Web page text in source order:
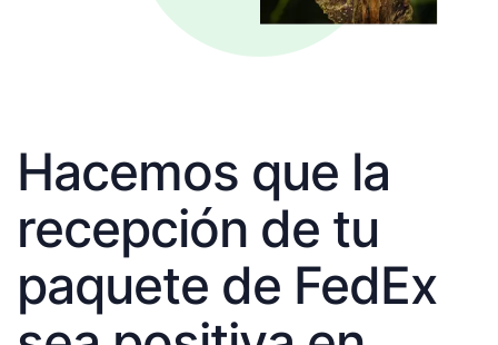
Hacemos que la
recepción de tu
paquete de FedEx